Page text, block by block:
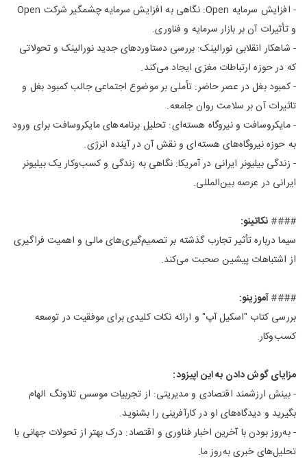
- افزایش سرمایه Open: نگاهی به افزایش سرمایه چشمگیر شرکت Open
و تأثیرات آن بر بازار سرمایه و فناوری.
- شاهکار انقلابی نورالینک: بررسی دستاوردهای جدید نورالینک و تحولاتی
که در حوزه ارتباطات مغزی ایجاد می‌کند.
- کمبود بغل در عصر حاضر: تأملی بر موضوع اجتماعی جالب کمبود بغل و
تاثیرات آن بر سلامت روان جامعه.
- مایکروسافت و نیروگاه هسته‌ای: تحلیل برنامه‌های مایکروسافت برای ورود
به حوزه نیروگاه‌های هسته‌ای و نقش آن در آینده انرژی.
- زندگی بیلیونر ایرانی در آمریکا: نگاهی به زندگی و کسب‌وکار یک بیلیونر
ایرانی در عرصه بین‌المللی.
#### نکاتینو:
سیما درباره تأثیر تجارب گذشته بر تصمیم‌گیری‌های مالی و اهمیت فراگیری
از اشتباهات پیشین صحبت می‌کند.
####آموزینو:
بررسی کتاب "اسکیل آپ" و ارائه نکات کلیدی برای موفقیت در توسعه
کسب‌وکار.
مزایای گوش دادن به این اپیزود:
- بینش ارزشمند اقتصادی و مدیریتی: از تجربیات موسس تلاونگ الهام
بگیرید و دیدگاه‌های او در کارآفرینی را بشنوید.
- به‌روز بودن با آخرین اخبار فناوری و اقتصاد: درک بهتر از تحولات جهانی با
تحلیل‌های خبری به‌روز ما.